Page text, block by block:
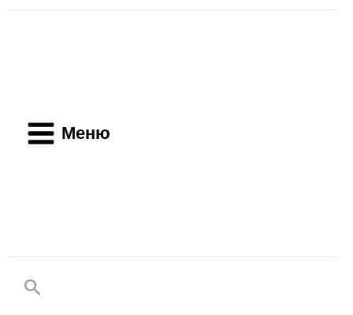
Меню
Поиск